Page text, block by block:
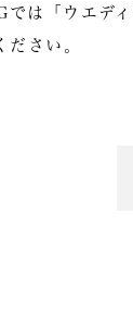
は「ウエディ
ださい。